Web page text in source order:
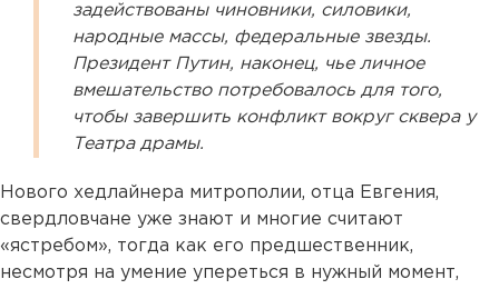
задействованы чиновники, силовики,
народные массы, федеральные звезды.
Президент Путин, наконец, чье личное
вмешательство потребовалось для того,
чтобы завершить конфликт вокруг сквера у
Театра драмы.
Нового хедлайнера митрополии, отца Евгения,
свердловчане уже знают и многие считают
«ястребом», тогда как его предшественник,
несмотря на умение упереться в нужный момент,